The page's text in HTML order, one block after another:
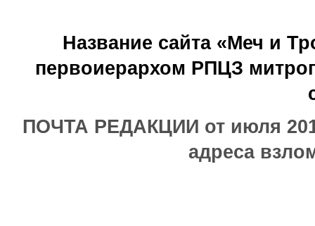
Название сайта «Меч и
первоиерархом РПЦЗ
ПОЧТА РЕДАКЦИИ от июля
адреса